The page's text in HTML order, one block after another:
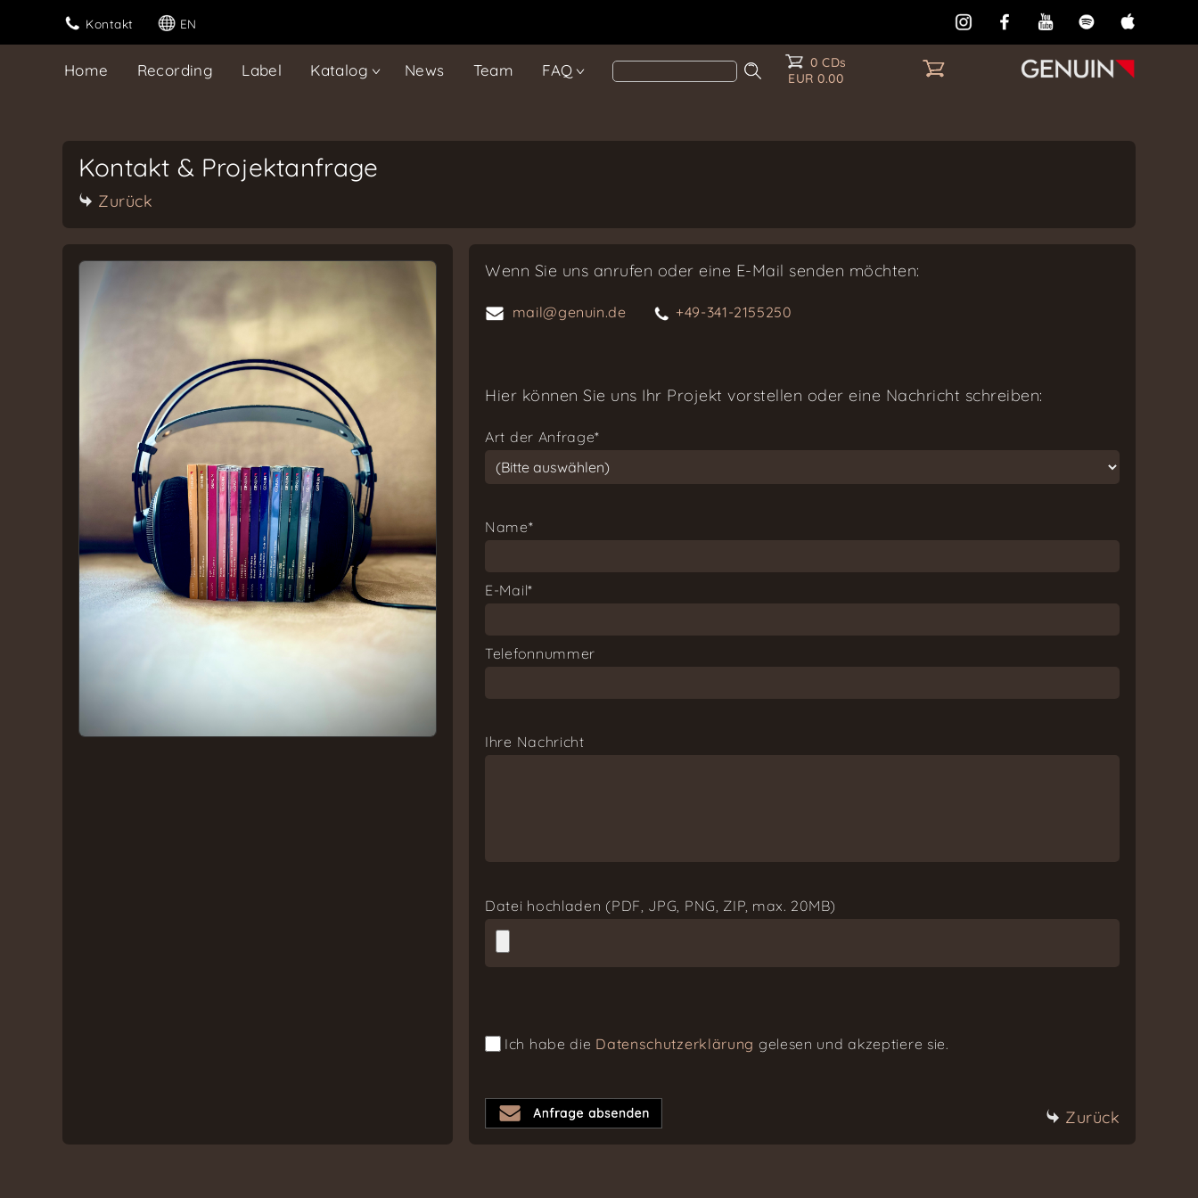
Kontakt EN
Home Recording Label Katalog News Team FAQ
0 CDs
EUR 0.00
Kontakt & Projektanfrage
Zurück
Wenn Sie uns anrufen oder eine E-Mail senden möchten:
mail@genuin.de +49-341-2155250
Hier können Sie uns Ihr Projekt vorstellen oder eine Nachricht schreiben:
Art der Anfrage*
Name*
E-Mail*
Telefonnummer
Ihre Nachricht
Datei hochladen (PDF, JPG, PNG, ZIP, max. 20MB)
Ich habe die Datenschutzerklärung gelesen und akzeptiere sie.
Zurück